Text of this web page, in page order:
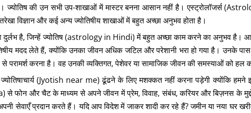
की उन सभी उप-शाखाओं में मास्टर बनना आसान नहीं है। एस्ट्रोलॉजर्स
विज्ञान और कई अन्य ज्योतिषीय शाखाओं में बहुत अच्छा अनुभव होता है।
दुर्लभ है, जिन्हें ज्योतिष (astrology in Hindi) में बहुत अच्छा काम करने का अनुभव
मदद लेते हैं, क्योंकि उनका जीवन अधिक जटिल और परेशानी भरा हो गया है। उनके
से परामर्श करना है। वह उनकी व्यक्तिगत, पेशेवर या सामाजिक जीवन की समस्याओं को हल
(Jyotish near me) ढूंढने के लिए मशक्कत नहीं करना पड़ेगी क्योंकि हमने
फोन और चैट के माध्यम से अपने जीवन में प्रेम, विवाह, संबंध, करियर और बिज़नस के
सेवाएँ प्रदान करते हैं। यदि आप विदेश में जाकर शादी कर रहे हैं? जमीन या नया घर